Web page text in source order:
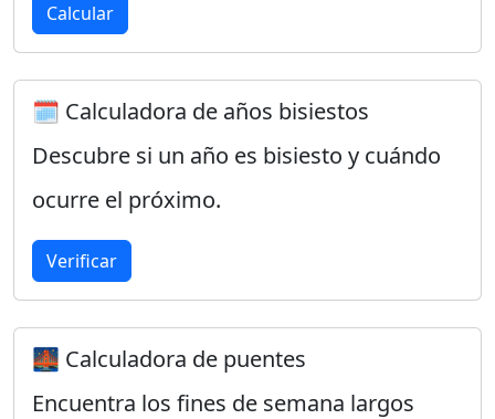
Calcular
🗓️ Calculadora de años bisiestos
Descubre si un año es bisiesto y cuándo
ocurre el próximo.
Verificar
🌉 Calculadora de puentes
Encuentra los fines de semana largos